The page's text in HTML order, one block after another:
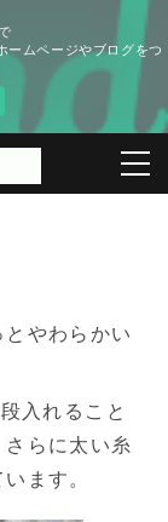
ームページやブログをつ
やわらかい
入れること
らに太い糸
ます。